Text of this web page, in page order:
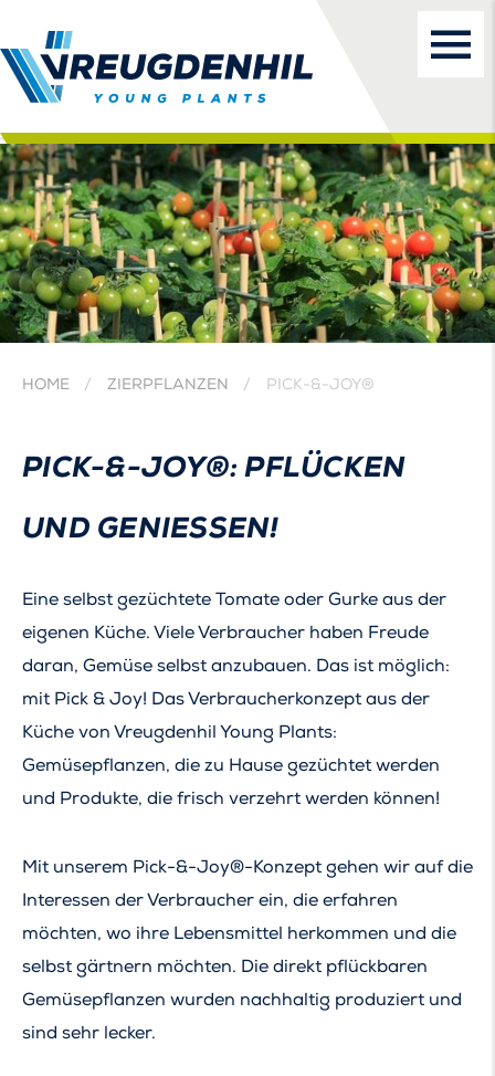
HOME ZIERPFLANZEN PICK-&-JOY®
PICK-&-JOY®: PFLÜCKEN
UND GENIESSEN!
Eine selbst gezüchtete Tomate oder Gurke aus der
eigenen Küche. Viele Verbraucher haben Freude
daran, Gemüse selbst anzubauen. Das ist möglich:
mit Pick & Joy! Das Verbraucherkonzept aus der
Küche von Vreugdenhil Young Plants:
Gemüsepflanzen, die zu Hause gezüchtet werden
und Produkte, die frisch verzehrt werden können!
Mit unserem Pick-&-Joy®-Konzept gehen wir auf die
Interessen der Verbraucher ein, die erfahren
möchten, wo ihre Lebensmittel herkommen und die
selbst gärtnern möchten. Die direkt pflückbaren
Gemüsepflanzen wurden nachhaltig produziert und
sind sehr lecker.